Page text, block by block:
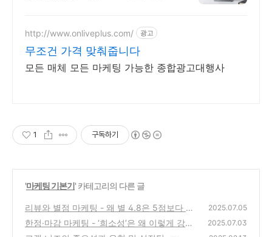
http://www.onliveplus.com/ 광고
무조건 가격 맞춰줍니다
모든 매체 모든 마케팅 가능한 종합광고대행사
1 구독하기
'마케팅 기본기' 카테고리의 다른 글
리뷰와 별점 마케팅 - 왜 별 4.8은 5점보다 설
득력 있을까?
(3)
2025.07.05
한정·마감 마케팅 - ‘희소성’은 왜 이렇게 강력
2025.07.03